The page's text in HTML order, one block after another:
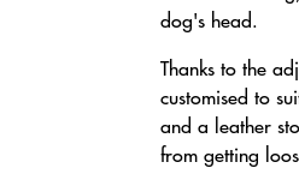
dog's head.
Thanks to the
customised to
and a leather
from getting